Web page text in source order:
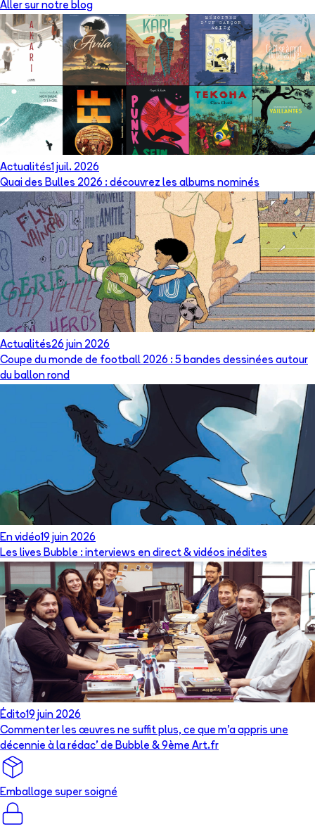
Aller sur notre blog
Actualités1 juil. 2026
Quai des Bulles 2026 : découvrez les albums nominés
Actualités26 juin 2026
Coupe du monde de football 2026 : 5 bandes dessinées autour
du ballon rond
En vidéo19 juin 2026
Les lives Bubble : interviews en direct & vidéos inédites
Édito19 juin 2026
Commenter les œuvres ne suffit plus, ce que m’a appris une
décennie à la rédac’ de Bubble & 9ème Art.fr
Emballage super soigné